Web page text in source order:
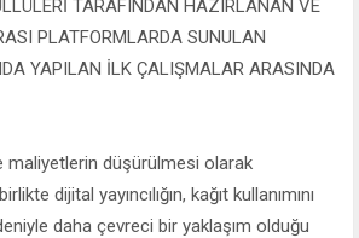
TARAFINDAN HAZIRLANAN VE
PLATFORMLARDA SUNULAN
YAPILAN İLK ÇALIŞMALAR ARASINDA
maliyetlerin düşürülmesi olarak
dijital yayıncılığın, kağıt kullanımını
daha çevreci bir yaklaşım olduğu